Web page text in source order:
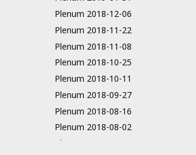
Plenum 2018-12-06
Plenum 2018-11-22
Plenum 2018-11-08
Plenum 2018-10-25
Plenum 2018-10-11
Plenum 2018-09-27
Plenum 2018-08-16
Plenum 2018-08-02
Plenum 2018-07-19